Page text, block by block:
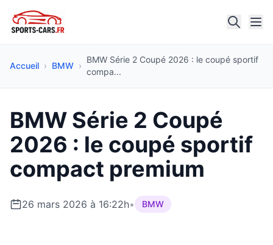
Accueil › BMW ›
BMW Série 2 Coupé 2026 : le coupé sportif
compa...
BMW Série 2 Coupé
2026 : le coupé sportif
compact premium
26 mars 2026 à 16:22h• BMW